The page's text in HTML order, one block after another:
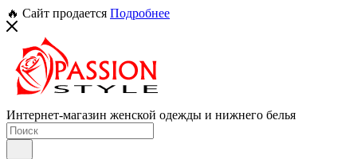
🔥 Сайт продается Подробнее
Интернет-магазин женской одежды и нижнего белья